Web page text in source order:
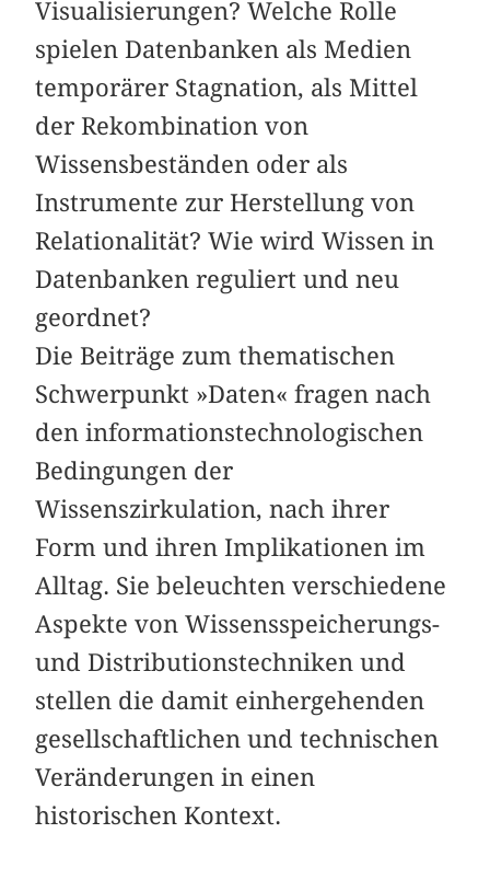
Visualisierungen? Welche Rolle
spielen Datenbanken als Medien
temporärer Stagnation, als Mittel
der Rekombination von
Wissensbeständen oder als
Instrumente zur Herstellung von
Relationalität? Wie wird Wissen in
Datenbanken reguliert und neu
geordnet?
Die Beiträge zum thematischen
Schwerpunkt »Daten« fragen nach
den informationstechnologischen
Bedingungen der
Wissenszirkulation, nach ihrer
Form und ihren Implikationen im
Alltag. Sie beleuchten verschiedene
Aspekte von Wissensspeicherungs-
und Distributionstechniken und
stellen die damit einhergehenden
gesellschaftlichen und technischen
Veränderungen in einen
historischen Kontext.